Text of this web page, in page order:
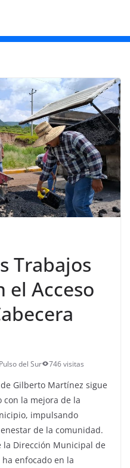
Trabajos
el Acceso
del Sur 746 visitas
Gilberto Martínez sigue
la mejora de la
impulsando
de la comunidad.
la Dirección Municipal de
ha enfocado en la